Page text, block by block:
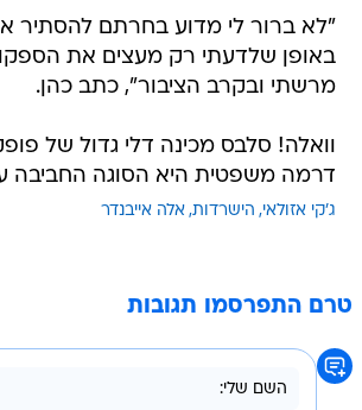
"לא ברור לי מדוע בחרתם להסתיר
באופן שלדעתי רק מעצים את
מרשתי ובקרב הציבור", כתב כהן.
וואלה! סלבס מכינה דלי גדול של
דרמה משפטית היא הסוגה החביבה
ג'קי אזולאי הישרדות אלה אייבנדר
טרם התפרסמו תגובות